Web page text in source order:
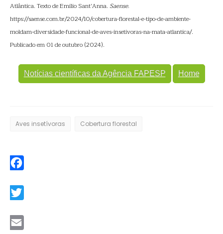
Atlântica. Texto de Emilio Sant’Anna. Saense.
https://saense.com.br/2024/10/cobertura-florestal-e-tipo-de-ambiente-
moldam-diversidade-funcional-de-aves-insetivoras-na-mata-atlantica/.
Publicado em 01 de outubro (2024).
Notícias científicas da Agência FAPESP Home
Aves insetívoras Cobertura florestal